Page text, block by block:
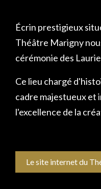
Écrin prestigieux
Théâtre Marigny
cérémonie des
Ce lieu chargé
cadre majestueux et
l'excellence de la
Le site internet du